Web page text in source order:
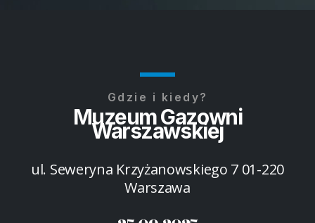
Gdzie i kiedy?
Muzeum Gazowni
Warszawskiej
ul. Seweryna Krzyżanowskiego 7 01-220
Warszawa